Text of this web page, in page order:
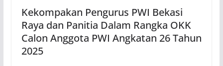
Kekompakan Pengurus PWI Bekasi
Raya dan Panitia Dalam Rangka OKK
Calon Anggota PWI Angkatan 26 Tahun
2025